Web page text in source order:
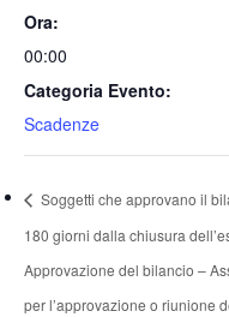
Ora:
00:00
Categoria Evento:
Scadenze
Soggetti che approvano il
180 giorni dalla chiusura
Approvazione del bilancio –
per l’approvazione o riunione